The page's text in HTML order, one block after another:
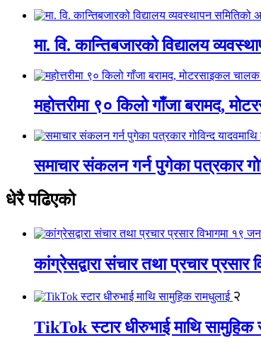
मा. वि. कान्तिबजारको विद्यालय
महोत्तरीमा ९० किलो गाँजा बरामद,
समाचार संकलन गर्न पुगेका पत्रकार
धेरै पढिएको
कांग्रेसद्वारा संचार तथा प्रचार
२
TikTok स्टार धीरुभाई माथि सामुहिक